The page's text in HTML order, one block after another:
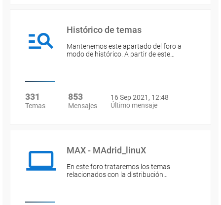
Histórico de temas
Mantenemos este apartado del foro a
modo de histórico. A partir de este…
331
Temas
853
Mensajes
16 Sep 2021, 12:48
Último mensaje
MAX - MAdrid_linuX
En este foro trataremos los temas
relacionados con la distribución…